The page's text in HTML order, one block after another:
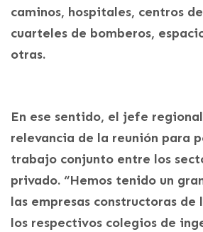
caminos, hospitales, centros
cuarteles de bomberos,
otras.
En ese sentido, el jefe
relevancia de la reunión para
trabajo conjunto entre los
privado. “Hemos tenido un
las empresas constructoras de
los respectivos colegios de